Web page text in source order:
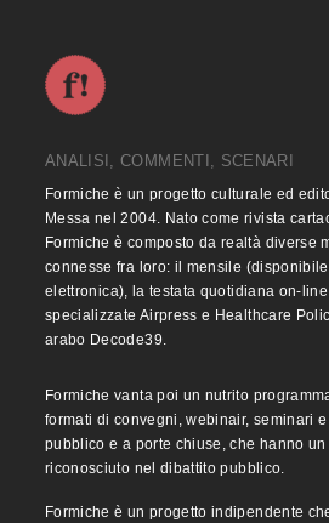
ANALISI, COMMENTI, SCENARI
Formiche è un progetto culturale ed
Messa nel 2004. Nato come rivista
Formiche è composto da realtà diverse
connesse fra loro: il mensile
elettronica), la testata quotidiana on-
specializzate Airpress e Healthcare
arabo Decode39.
Formiche vanta poi un nutrito
formati di convegni, webinair, seminari
pubblico e a porte chiuse, che hanno
riconosciuto nel dibattito pubblico.
Formiche è un progetto indipendente